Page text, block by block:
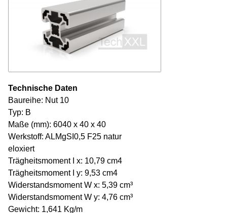
Technische Daten
Baureihe: Nut 10
Typ: B
Maße (mm): 6040 x 40 x 40
Werkstoff: ALMgSI0,5 F25 natur
eloxiert
Trägheitsmoment I x: 10,79 cm4
Trägheitsmoment I y: 9,53 cm4
Widerstandsmoment W x: 5,39 cm³
Widerstandsmoment W y: 4,76 cm³
Gewicht: 1,641 Kg/m